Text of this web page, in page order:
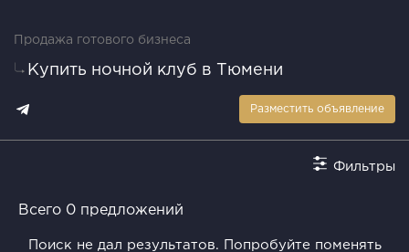
Продажа готового бизнеса
Купить ночной клуб в Тюмени
Разместить объявление
Фильтры
Всего 0 предложений
Поиск не дал результатов. Попробуйте поменять